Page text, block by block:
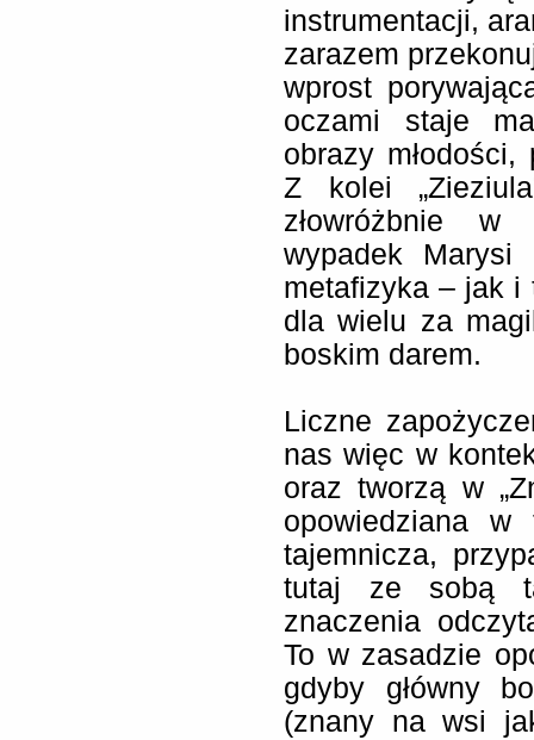
instrumentacji,
zarazem
wprost
oczami staje
obrazy
Z kolei
złowróżbnie w
wypadek
metafizyka – jak i
dla wielu za
boskim darem.
Liczne
nas więc w
oraz tworzą w
opowiedziana
tajemnicza,
tutaj ze sobą
znaczenia
To w zasadzie
gdyby główny
(znany na wsi